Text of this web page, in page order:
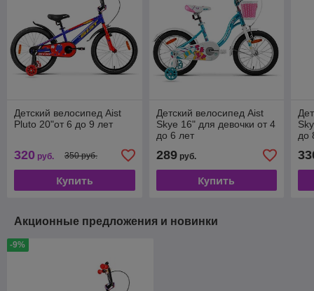
Детский велосипед Aist
Pluto 20"от 6 до 9 лет
320 руб. 350 руб.
Купить
Детский велосипед Aist
Skye 16" для девочки от 4
до 6 лет
289руб.
Купить
до
Акционные предложения и новинки
-9%